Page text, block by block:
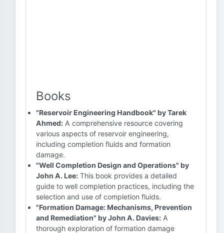
Books
"Reservoir Engineering Handbook" by Tarek
Ahmed: A comprehensive resource covering
various aspects of reservoir engineering,
including completion fluids and formation
damage.
"Well Completion Design and Operations" by
John A. Lee: This book provides a detailed
guide to well completion practices, including the
selection and use of completion fluids.
"Formation Damage: Mechanisms, Prevention
and Remediation" by John A. Davies: A
thorough exploration of formation damage